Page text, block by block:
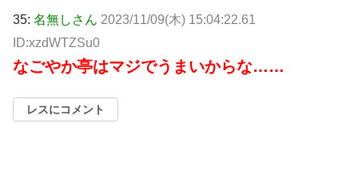
35: 名無しさん 2023/11/09(木) 15:04:22.61
ID:xzdWTZSu0
なごやか亭はマジでうまいからな……
レスにコメント